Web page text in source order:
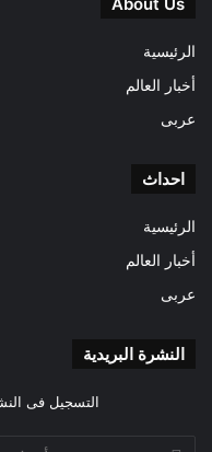
الرئيسية
أخبار العالم
عربى
احداث
الرئيسية
أخبار العالم
عربى
النشرة البريدية
التسجيل فى